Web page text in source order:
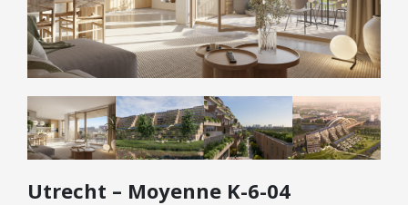
Huuraanbod
Bestaande bouw
Internationaal
Nieuwbouw
Bedrijfsaanbod
Diensten
Kopen
Utrecht – Moyenne K-6-04